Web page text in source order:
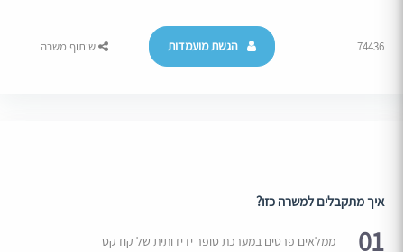
74436 הגשת מועמדות שיתוף משרה
איך מתקבלים למשרה כזו?
01 ממלאים פרטים במערכת סופר ידידותית של קודקס